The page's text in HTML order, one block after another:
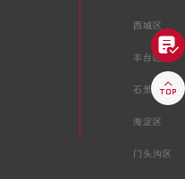
西城区
丰台区
石景山区
海淀区
门头沟区

